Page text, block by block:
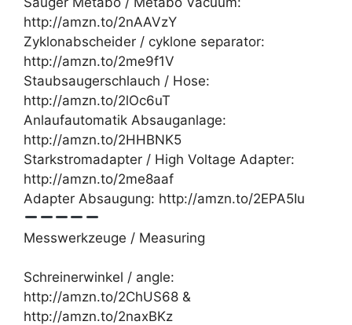
http://amzn.to/2nAAVzY
Zyklonabscheider / cyklone separator:
http://amzn.to/2me9f1V
Staubsaugerschlauch / Hose:
http://amzn.to/2lOc6uT
Anlaufautomatik Absauganlage:
http://amzn.to/2HHBNK5
Starkstromadapter / High Voltage Adapter:
http://amzn.to/2me8aaf
Adapter Absaugung: http://amzn.to/2EPA5Iu
Messwerkzeuge / Measuring
Schreinerwinkel / angle:
http://amzn.to/2ChUS68 &
http://amzn.to/2naxBKz